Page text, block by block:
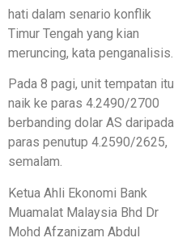
hati dalam senario konflik
Timur Tengah yang kian
meruncing, kata penganalisis.
Pada 8 pagi, unit tempatan itu
naik ke paras 4.2490/2700
berbanding dolar AS daripada
paras penutup 4.2590/2625,
semalam.
Ketua Ahli Ekonomi Bank
Muamalat Malaysia Bhd Dr
Mohd Afzanizam Abdul